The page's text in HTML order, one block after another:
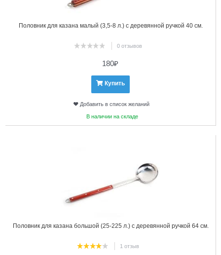
Половник для казана малый (3,5-8 л.) с деревянной ручкой 40 см.
0 отзывов
180₽
Купить
Добавить в список желаний
В наличии на складе
Половник для казана большой (25-225 л.) с деревянной ручкой 64 см.
1 отзыв